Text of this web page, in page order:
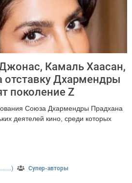
Камаль Хаасан,
отставку Дхармендры
поколение Z
Союза Дхармендры Прадхана
деятелей кино, среди которых
Супер-авторы